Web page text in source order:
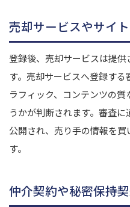
売却サービスやサイ
登録後、売却サービスは提
す。 売却サービスへ登録する
ラフィック、コンテンツの
うかが判断されます。 審査に
公開され、売り手の情報を
す。
仲介契約や秘密保持